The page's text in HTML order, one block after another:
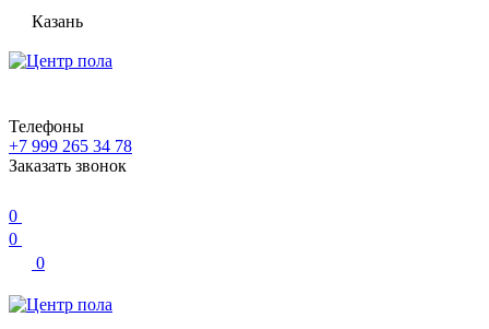
Казань
Телефоны
+7 999 265 34 78
Заказать звонок
0
0
0